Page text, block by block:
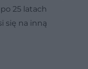
25 latach
się na inną